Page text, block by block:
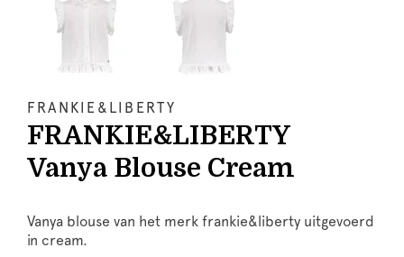
FRANKIE&LIBERTY
FRANKIE&LIBERTY
Vanya Blouse Cream
Vanya blouse van het merk frankie&liberty uitgevoerd
in cream.